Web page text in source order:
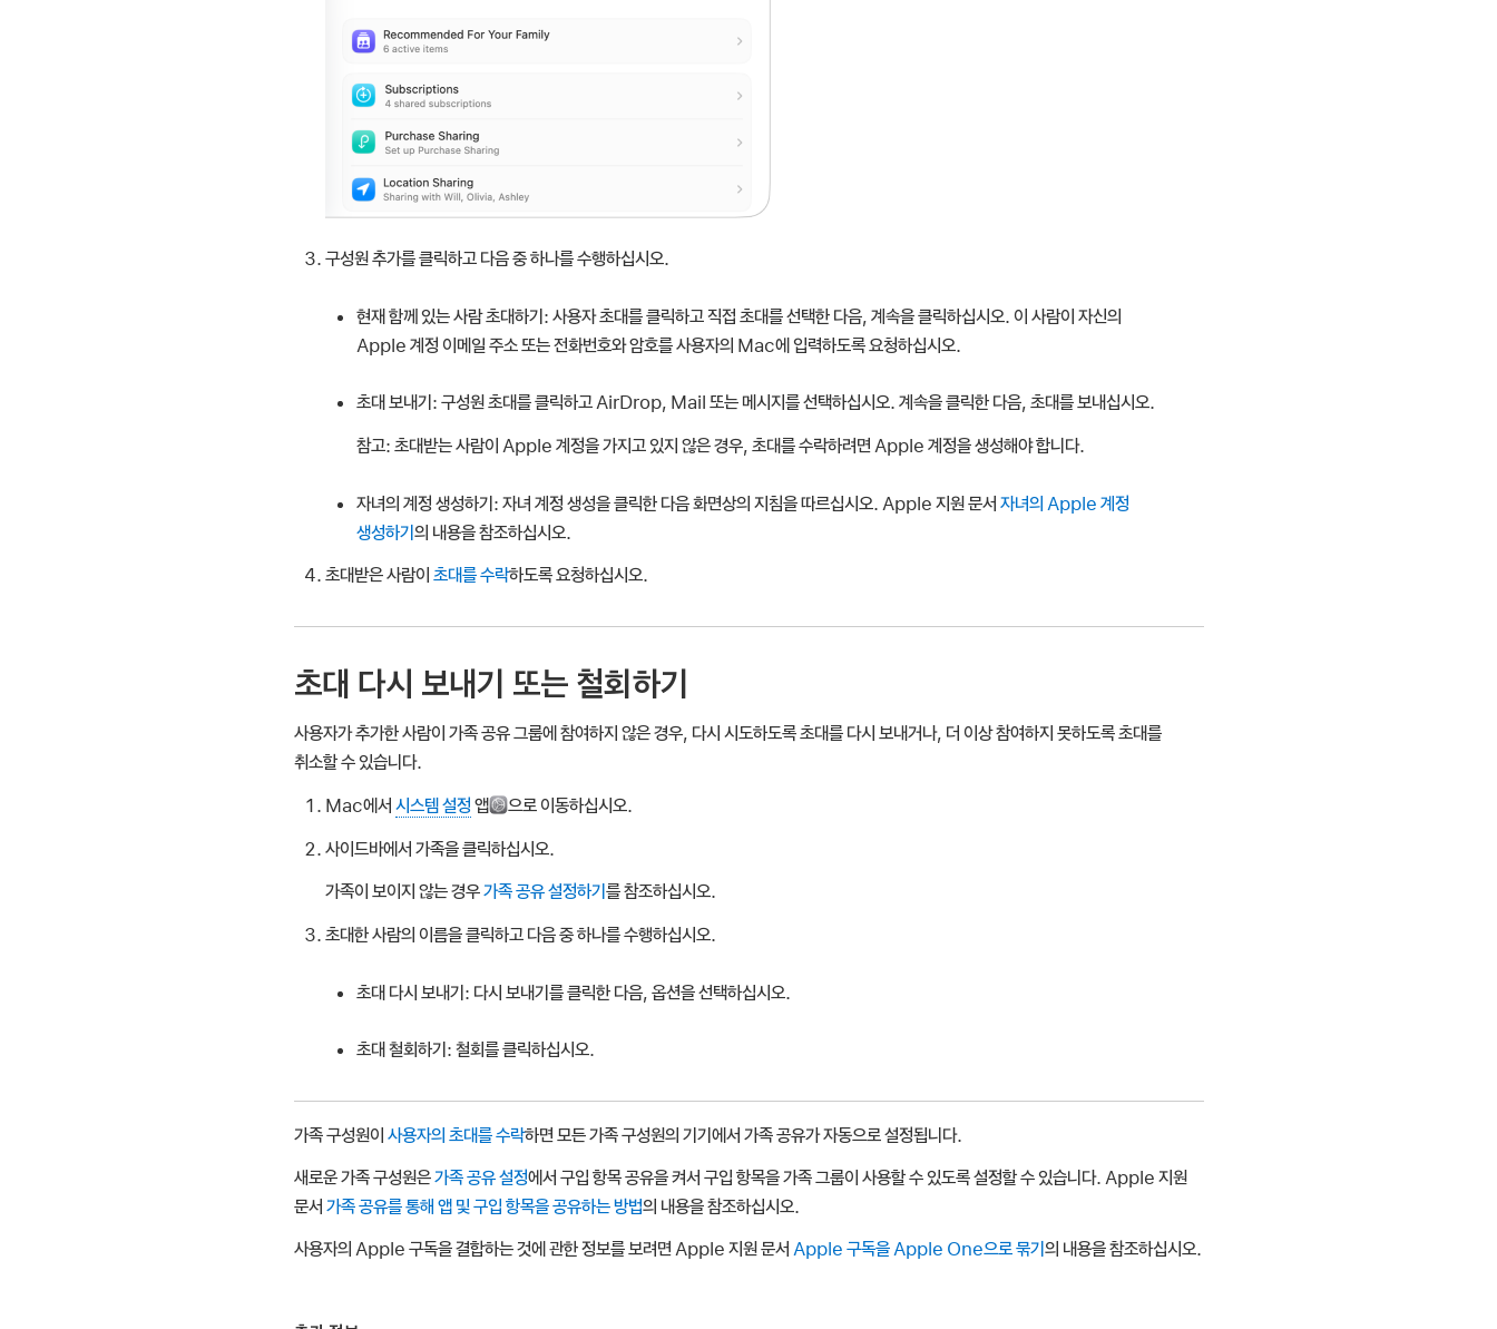
구성원 추가를 클릭하고 다음 중 하나를 수행하십시오.
현재 함께 있는 사람 초대하기: 사용자 초대를 클릭하고 직접 초대를 선택한 다음, 계속을 클릭하십시오. 이 사람이 자신의
Apple 계정 이메일 주소 또는 전화번호와 암호를 사용자의 Mac에 입력하도록 요청하십시오.
초대 보내기: 구성원 초대를 클릭하고 AirDrop, Mail 또는 메시지를 선택하십시오. 계속을 클릭한 다음, 초대를 보내십시오.
참고: 초대받는 사람이 Apple 계정을 가지고 있지 않은 경우, 초대를 수락하려면 Apple 계정을 생성해야 합니다.
자녀의 계정 생성하기: 자녀 계정 생성을 클릭한 다음 화면상의 지침을 따르십시오. Apple 지원 문서 자녀의 Apple 계정
생성하기의 내용을 참조하십시오.
초대받은 사람이 초대를 수락하도록 요청하십시오.
초대 다시 보내기 또는 철회하기
사용자가 추가한 사람이 가족 공유 그룹에 참여하지 않은 경우, 다시 시도하도록 초대를 다시 보내거나, 더 이상 참여하지 못하도록 초대를
취소할 수 있습니다.
Mac에서 시스템 설정 앱
으로 이동하십시오.
사이드바에서 가족을 클릭하십시오.
가족이 보이지 않는 경우가족 공유 설정하기 를 참조하십시오.
초대한 사람의 이름을 클릭하고 다음 중 하나를 수행하십시오.
초대 다시 보내기: 다시 보내기를 클릭한 다음, 옵션을 선택하십시오.
초대 철회하기: 철회를 클릭하십시오.
가족 구성원이 사용자의 초대를 수락하면 모든 가족 구성원의 기기에서 가족 공유가 자동으로 설정됩니다.
새로운 가족 구성원은가족 공유 설정에서 구입 항목 공유을 켜서 구입 항목을 가족 그룹이 사용할 수 있도록 설정할 수 있습니다. Apple 지원
문서 가족 공유를 통해 앱 및 구입 항목을 공유하는 방법의 내용을 참조하십시오.
사용자의 Apple 구독을 결합하는 것에 관한 정보를 보려면 Apple 지원 문서 Apple 구독을 Apple One으로 묶기 의 내용을 참조하십시오.